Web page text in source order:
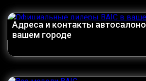
Адреса и контакты
вашем городе